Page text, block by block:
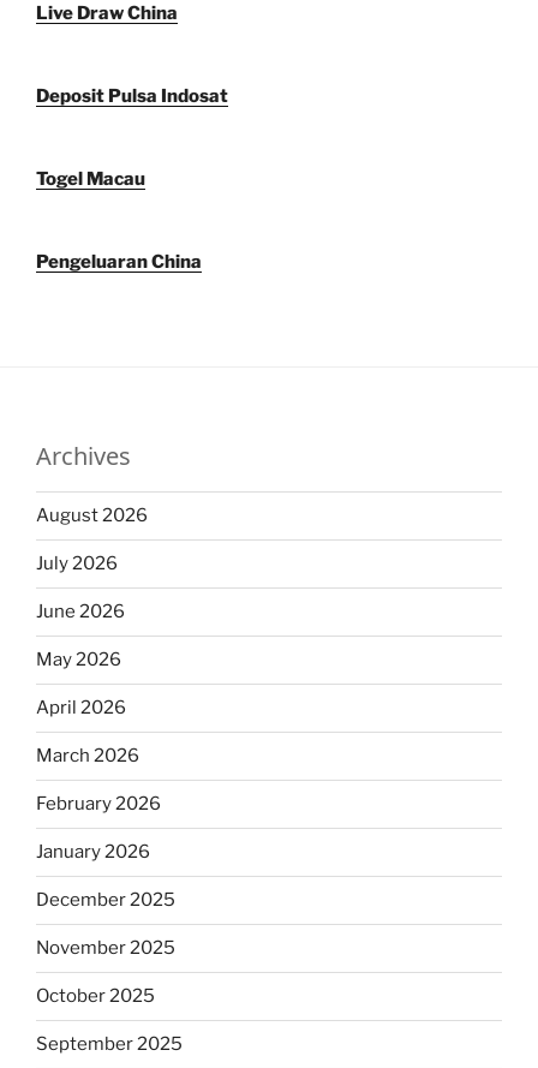
Live Draw China
Deposit Pulsa Indosat
Togel Macau
Pengeluaran China
Archives
August 2026
July 2026
June 2026
May 2026
April 2026
March 2026
February 2026
January 2026
December 2025
November 2025
October 2025
September 2025